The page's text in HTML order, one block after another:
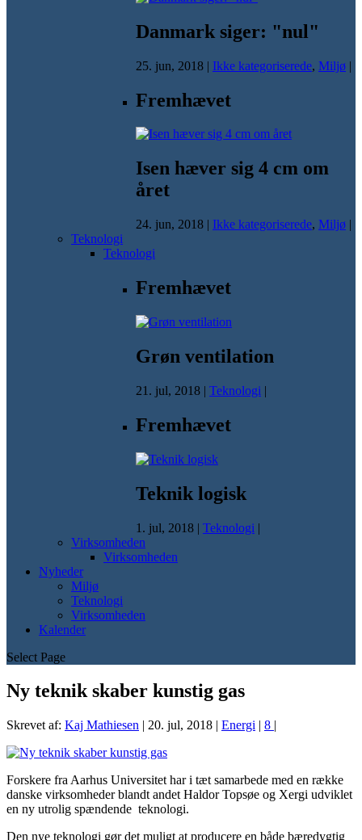
Danmark siger: "nul"
25. jun, 2018 | Ikke kategoriserede, Miljø |
Fremhævet
Isen hæver sig 4 cm om
året
24. jun, 2018 | Ikke kategoriserede, Miljø |
Teknologi
Teknologi
Fremhævet
Grøn ventilation
21. jul, 2018 | Teknologi |
Fremhævet
Teknik logisk
1. jul, 2018 | Teknologi |
Virksomheden
Virksomheden
Nyheder
Miljø
Teknologi
Virksomheden
Kalender
Select Page
Ny teknik skaber kunstig gas
Skrevet af: Kaj Mathiesen | 20. jul, 2018 | Energi | 8 |
Forskere fra Aarhus Universitet har i tæt samarbede med en række
danske virksomheder blandt andet Haldor Topsøe og Xergi udviklet
en ny utrolig spændende teknologi.
Den nye teknologi gør det muligt at producere en både bæredygtig